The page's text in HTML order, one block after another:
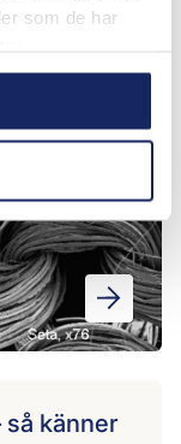
som de har
känner